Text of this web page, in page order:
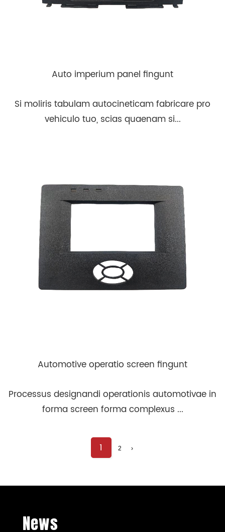
Auto imperium panel fingunt
Si moliris tabulam autocineticam fabricare pro
vehiculo tuo, scias quaenam si...
Automotive operatio screen fingunt
Processus designandi operationis automotivae in
forma screen forma complexus ...
1 2 ›
News